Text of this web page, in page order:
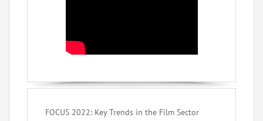
FOCUS 2022: Key Trends in the Film Sector